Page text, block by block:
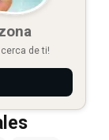
de ti!